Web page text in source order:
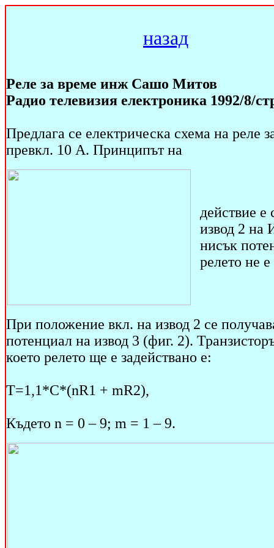
назад
Реле за време инж Сашо Митов
Радио телевизия електроника 1992/8/
Предлага се електрическа схема на реле
превкл. 10 А. Принципът на
действие
извод 2 на
нисък
релето не
При положение вкл. на извод 2 се
потенциал на извод 3 (фиг. 2).
което релето ще е задействано е:
Т=1,1*С*(nR1 + mR2),
Където n = 0 – 9; m = 1 – 9.